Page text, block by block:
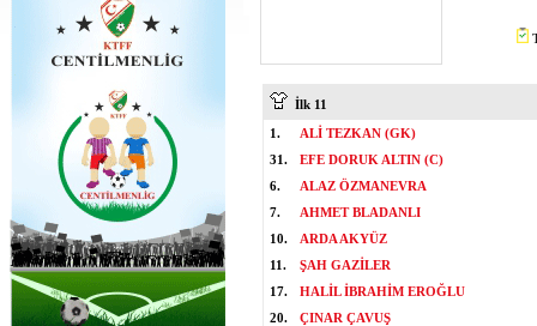
İlk 11
1.
ALİ TEZKAN (GK)
31.
EFE DORUK ALTIN (C)
6.
ALAZ ÖZMANEVRA
7.
AHMET BLADANLI
10.
ARDA AKYÜZ
11.
ŞAH GAZİLER
17.
HALİL İBRAHİM EROĞLU
20.
ÇINAR ÇAVUŞ